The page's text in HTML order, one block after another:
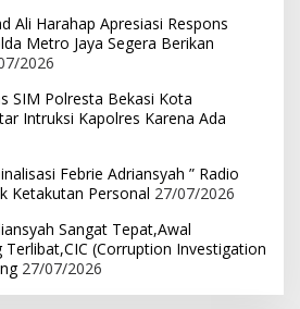
Ali Harahap Apresiasi Respons
Metro Jaya Segera Berikan
2026
SIM Polresta Bekasi Kota
Intruksi Kapolres Karena Ada
Febrie Adriansyah ” Radio
Ketakutan Personal 27/07/2026
Sangat Tepat,Awal
Terlibat,CIC (Corruption Investigation
27/07/2026